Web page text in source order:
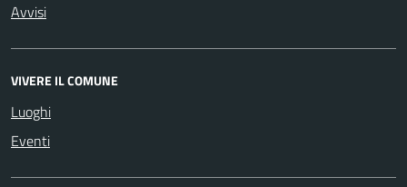
Avvisi
VIVERE IL COMUNE
Luoghi
Eventi